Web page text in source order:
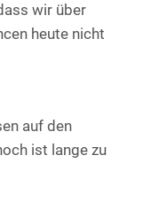
wir über
heute nicht
auf den
ist lange zu